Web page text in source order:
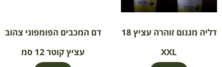
דליה מגנום זוהרה עציץ 18
XXL
דם המכבים הפומפוני צהוב
עציץ קוטר 12 סמ